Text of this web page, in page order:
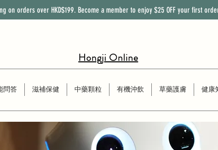
on orders over HKD$199. Become a member to enjoy $25 OFF your first
Hongji Online
問答 滋補保健 中藥顆粒 有機沖飲 草藥護膚 健康